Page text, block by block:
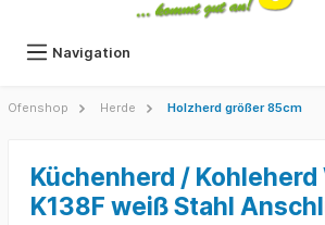
Navigation
Ofenshop Herde Holzherd größer 85cm
Küchenherd / Kohleherd
K138F weiß Stahl